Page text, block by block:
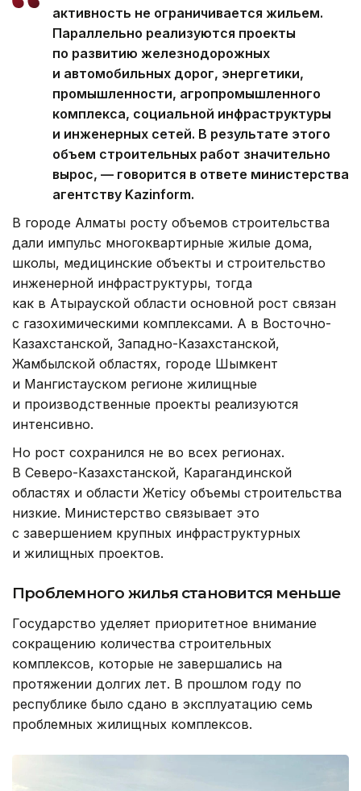
активность не ограничивается жильем.
Параллельно реализуются проекты
по развитию железнодорожных
и автомобильных дорог, энергетики,
промышленности, агропромышленного
комплекса, социальной инфраструктуры
и инженерных сетей. В результате этого
объем строительных работ значительно
вырос, — говорится в ответе министерства
агентству Kazinform.
В городе Алматы росту объемов строительства
дали импульс многоквартирные жилые дома,
школы, медицинские объекты и строительство
инженерной инфраструктуры, тогда
как в Атырауской области основной рост связан
с газохимическими комплексами. А в Восточно-
Казахстанской, Западно-Казахстанской,
Жамбылской областях, городе Шымкент
и Мангистауском регионе жилищные
и производственные проекты реализуются
интенсивно.
Но рост сохранился не во всех регионах.
В Северо-Казахстанской, Карагандинской
областях и области Жетісу объемы строительства
низкие. Министерство связывает это
с завершением крупных инфраструктурных
и жилищных проектов.
Проблемного жилья становится меньше
Государство уделяет приоритетное внимание
сокращению количества строительных
комплексов, которые не завершались на
протяжении долгих лет. В прошлом году по
республике было сдано в эксплуатацию семь
проблемных жилищных комплексов.